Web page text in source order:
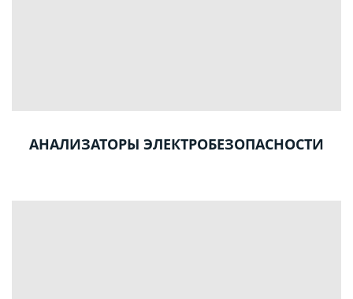
АНАЛИЗАТОРЫ ЭЛЕКТРОБЕЗОПАСНОСТИ